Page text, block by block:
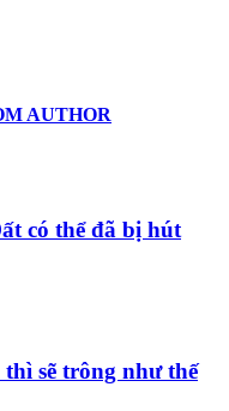
AUTHOR
có thể đã bị hút
sẽ trông như thế